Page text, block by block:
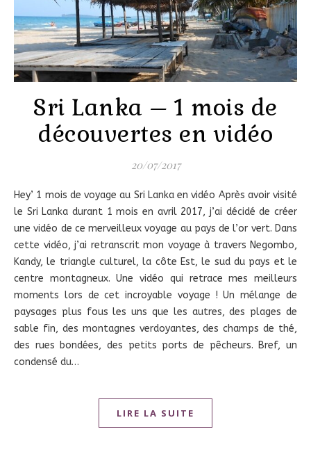
Sri Lanka – 1 mois de
découvertes en vidéo
20/07/2017
Hey’ 1 mois de voyage au Sri Lanka en vidéo Après avoir visité
le Sri Lanka durant 1 mois en avril 2017, j’ai décidé de créer
une vidéo de ce merveilleux voyage au pays de l’or vert. Dans
cette vidéo, j’ai retranscrit mon voyage à travers Negombo,
Kandy, le triangle culturel, la côte Est, le sud du pays et le
centre montagneux. Une vidéo qui retrace mes meilleurs
moments lors de cet incroyable voyage ! Un mélange de
paysages plus fous les uns que les autres, des plages de
sable fin, des montagnes verdoyantes, des champs de thé,
des rues bondées, des petits ports de pêcheurs. Bref, un
condensé du…
LIRE LA SUITE